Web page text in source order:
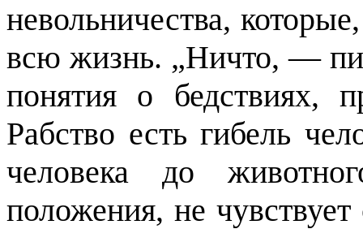
невольничества,
всю жизнь. „Ничто, —
понятия о бедствиях,
Рабство есть гибель
человека до
положения, не